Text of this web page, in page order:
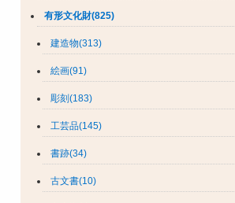
有形文化財(825)
建造物(313)
絵画(91)
彫刻(183)
工芸品(145)
書跡(34)
古文書(10)